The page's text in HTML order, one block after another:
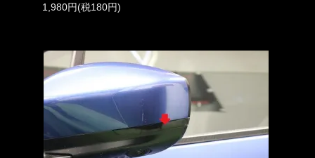
1,980円(税180円)